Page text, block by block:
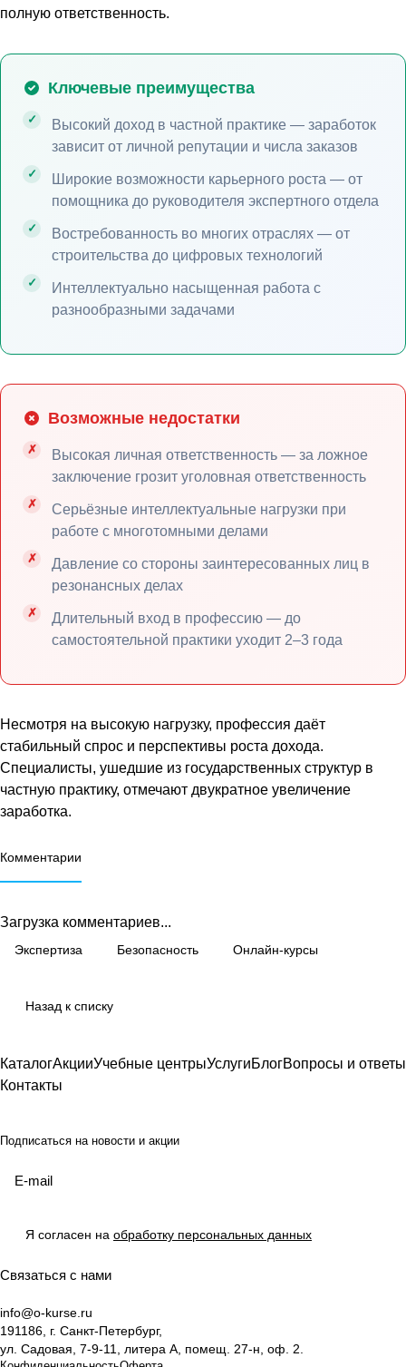
полную ответственность.
Ключевые преимущества
Высокий доход в частной практике — заработок
зависит от личной репутации и числа заказов
Широкие возможности карьерного роста — от
помощника до руководителя экспертного отдела
Востребованность во многих отраслях — от
строительства до цифровых технологий
Интеллектуально насыщенная работа с
разнообразными задачами
Возможные недостатки
Высокая личная ответственность — за ложное
заключение грозит уголовная ответственность
Серьёзные интеллектуальные нагрузки при
работе с многотомными делами
Давление со стороны заинтересованных лиц в
резонансных делах
Длительный вход в профессию — до
самостоятельной практики уходит 2–3 года
Несмотря на высокую нагрузку, профессия даёт
стабильный спрос и перспективы роста дохода.
Специалисты, ушедшие из государственных структур в
частную практику, отмечают двукратное увеличение
заработка.
Комментарии
Загрузка комментариев...
Экспертиза Безопасность Онлайн-курсы
Назад к списку
КаталогАкцииУчебные центрыУслугиБлогВопросы и ответы
Контакты
Подписаться на новости и акции
Я согласен на обработку персональных данных
Связаться с нами
info@o-kurse.ru
191186, г. Санкт-Петербург,
ул. Садовая, 7-9-11, литера А, помещ. 27-н, оф. 2.